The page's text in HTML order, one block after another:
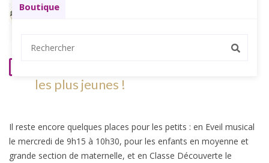
Boutique
les plus jeunes !
Il reste encore quelques places pour les petits : en Eveil musical
le mercredi de 9h15 à 10h30, pour les enfants en moyenne et
grande section de maternelle, et en Classe Découverte le